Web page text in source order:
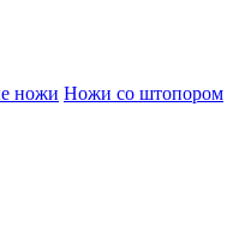
ножи Ножи со штопором